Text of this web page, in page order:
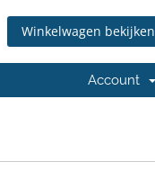
Winkelwagen bekijken
Account